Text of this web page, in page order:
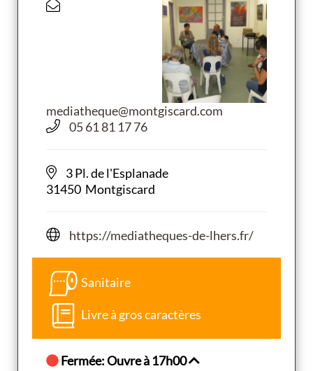
mediatheque@montgiscard.com
05 61 81 17 76
3 Pl. de l'Esplanade
31450 Montgiscard
https://mediatheques-de-lhers.fr/
Sanitaire
Livre à gros caractères
Fermée: Ouvre à 17h00